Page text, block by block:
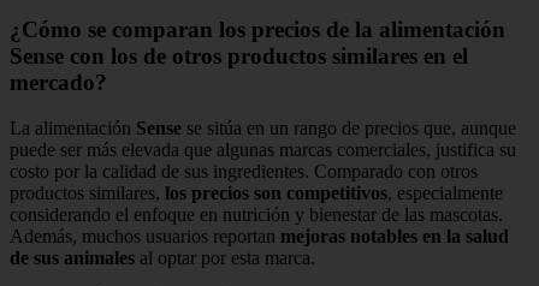
¿Cómo se comparan los precios de la alimentación
Sense con los de otros productos similares en el
mercado?
La alimentación Sense se sitúa en un rango de precios que, aunque
puede ser más elevada que algunas marcas comerciales, justifica su
costo por la calidad de sus ingredientes. Comparado con otros
productos similares, los precios son competitivos, especialmente
considerando el enfoque en nutrición y bienestar de las mascotas.
Además, muchos usuarios reportan mejoras notables en la salud
de sus animales al optar por esta marca.